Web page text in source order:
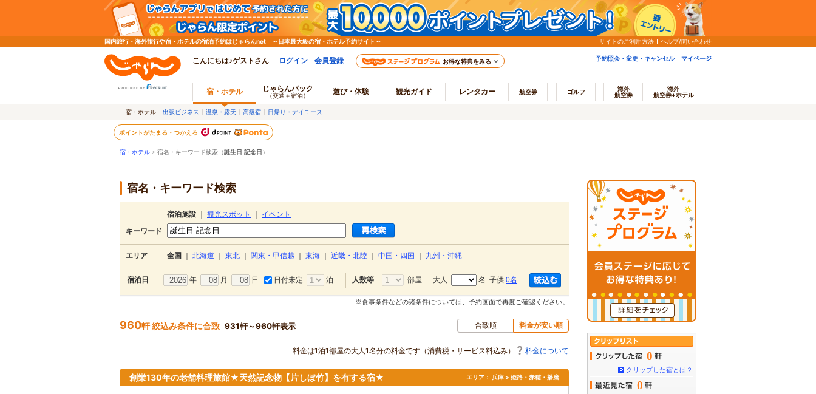
国内旅行・海外旅行や宿・ホテルの宿泊予約はじゃらんnet ～日本最大級の宿・ホテル予約サイト～ サイトのご利用方法 ヘルプ/問い合わせ
こんにちは♪ゲストさん ログイン 会員登録 お得な特典をみる 予約照会・変更・キャンセル マイページ
宿・ホテル じゃらんパック
（交通＋宿泊） 遊び・体験 観光ガイド レンタカー 航空券 ゴルフ
海外
航空券
海外
航空券+ホテル
宿・ホテル 出張ビジネス 温泉・露天 高級宿 日帰り・デイユース
ポイントがたまる・つかえる
宿・ホテル > 宿名・キーワード検索（誕生日 記念日 ）
宿名・キーワード検索
宿泊施設 観光スポット
イベント
キーワード
エリア 全国 北海道 東北 関東・甲信越 東海 近畿・北陸 中国・四国 九州・沖縄
宿泊日 年 月 日 日付未定 泊 人数等 部屋 大人 名 子供 0名
※食事条件などの諸条件については、予約画面で再度ご確認ください。
960軒 絞込み条件に合致 931軒～960軒表示 合致順 料金が安い順
料金は1泊1部屋の大人1名分の料金です（消費税・サービス料込み） 料金について
創業130年の老舗料理旅館★天然記念物【片しぼ竹】を有する宿★ エリア： 兵庫 > 姫路・赤穂・播磨
0
クリップした宿とは？
0